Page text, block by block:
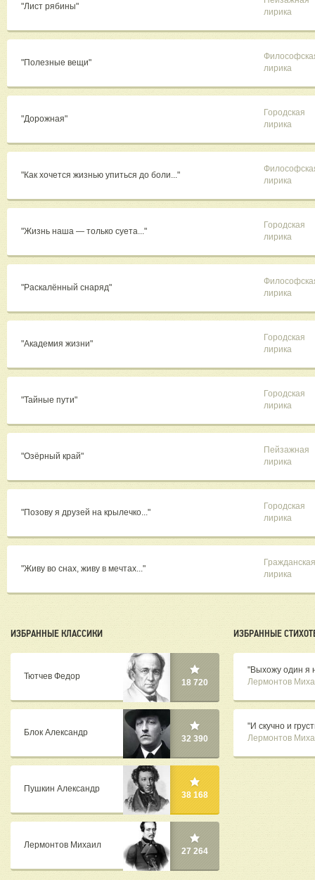
"Лист рябины"
лирика
"Полезные вещи"
лирика
"Дорожная"
Городская
лирика
"Как хочется жизнью упиться до боли..."
лирика
"Жизнь наша — только суета..."
Городская
лирика
"Раскалённый снаряд"
лирика
"Академия жизни"
Городская
лирика
"Тайные пути"
Городская
лирика
"Озёрный край"
Пейзажная
лирика
"Позову я друзей на крылечко..."
Городская
лирика
"Живу во снах, живу в мечтах..."
Гражданская
лирика
ИЗБРАННЫЕ КЛАССИКИ
Тютчев Федор
18 720
Блок Александр
32 390
Пушкин Александр
38 168
Лермонтов Михаил
27 264
ИЗБРАННЫЕ
"Выхожу один я
Лермонтов
"И скучно и
Лермонтов